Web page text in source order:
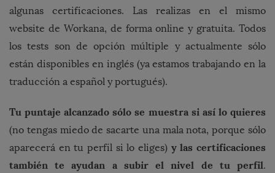
algunas certificaciones. Las realizas en el mismo
website de Workana, de forma online y gratuita. Todos
los tests son de opción múltiple y actualmente sólo
están disponibles en inglés (ya estamos trabajando en la
traducción a español y portugués).
Tu puntaje alcanzado sólo se muestra si así lo quieres
(no tengas miedo de sacarte una mala nota, porque sólo
aparecerá en tu perfil si lo eliges) y las certificaciones
también te ayudan a subir el nivel de tu perfil.